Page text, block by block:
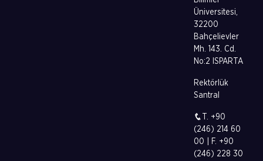
Üniversitesi,
32200
Bahçelievler
Mh. 143. Cd.
No:2 ISPARTA
Rektörlük
Santral
T. +90
(246) 214 60
00 | F. +90
(246) 228 30